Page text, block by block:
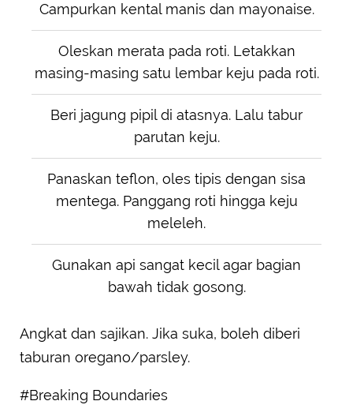
Campurkan kental manis dan mayonaise.
Oleskan merata pada roti. Letakkan
masing-masing satu lembar keju pada roti.
Beri jagung pipil di atasnya. Lalu tabur
parutan keju.
Panaskan teflon, oles tipis dengan sisa
mentega. Panggang roti hingga keju
meleleh.
Gunakan api sangat kecil agar bagian
bawah tidak gosong.
Angkat dan sajikan. Jika suka, boleh diberi
taburan oregano/parsley.
#Breaking Boundaries